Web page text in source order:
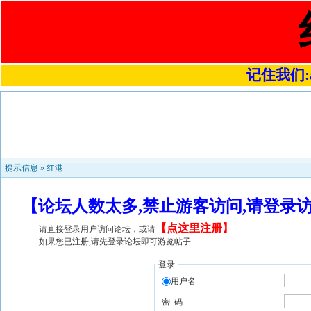
记住我们
提示信息 » 红港
【论坛人数太多,禁止游客访问,请登
请直接登录用户访问论坛，或请 【 点这里注册】
如果您已注册,请先登录论坛即可游览帖子
登录
用户名
密 码